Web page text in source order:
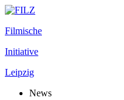
Filmische
Initiative
Leipzig
News